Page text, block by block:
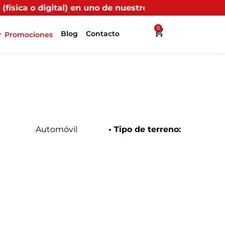
de nuestros puntos propios, recibirás más
Promociones Blog Contacto
0
Automóvil • Tipo de terreno: